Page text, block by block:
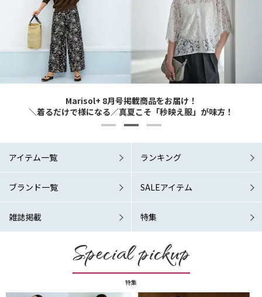
6/1 Mon. RELEASE！
どんなシーンでも涼やか＆素敵に 夏の洗練ワードローブこそマスト！
Marisol+ 9・10月号掲載商品をお届け！
「涼しい秋服」が欲しい！
Marisol+ 8月号掲載商品をお届け！
＼着るだけで様になる／真夏こそ「秒映え服」が味方！
6/1 Mon. RELEASE！
どんなシーンでも涼やか＆素敵に 夏の洗練ワードローブこそマスト！
Marisol+ 9・10月号掲載商品をお届け！
「涼しい秋服」が欲しい！
アイテム一覧 ランキング
ブランド一覧 SALEアイテム
雑誌掲載 特集
Special pickup
特集